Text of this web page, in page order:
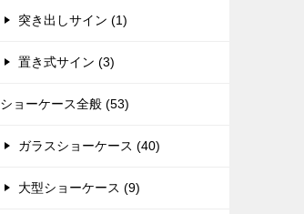
突き出しサイン (1)
置き式サイン (3)
ショーケース全般 (53)
ガラスショーケース (40)
大型ショーケース (9)